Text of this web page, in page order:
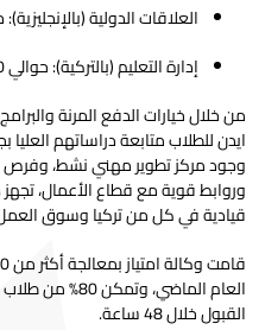
المعلومات
الإدارية
التركية
فن الطهو
وفنون
الطهي
التركية
التغذية
التركية
انشطة
ترفيهية
التركية
العلاقات الدولية (بالإنجليزية): حوالي
إدارة التعليم (بالتركية): حوالي 3,500 دولار
من خلال خيارات الدفع المرنة
ايدن للطلاب متابعة دراساتهم
وجود مركز تطوير مهني نشط، وفرص
وروابط قوية مع قطاع الأعمال،
قيادية في كل من تركيا وسوق
العام الماضي،
القبول خلال 48 ساعة.